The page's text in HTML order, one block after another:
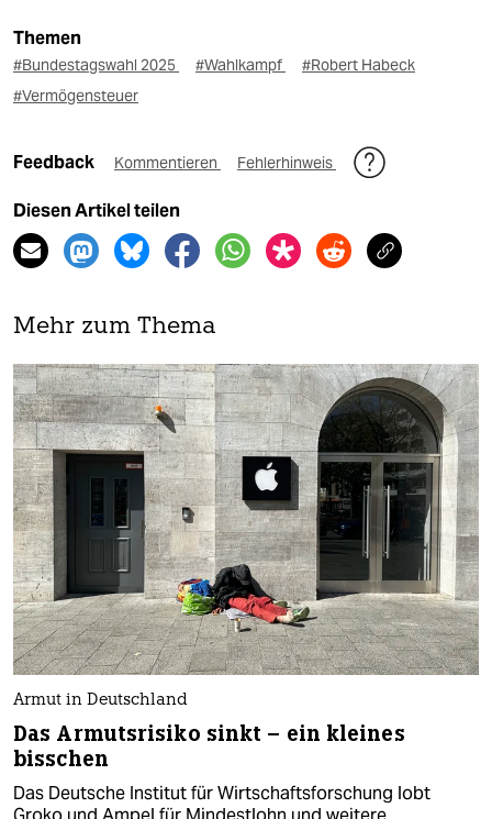
Themen
#Bundestagswahl 2025 #Wahlkampf
#Robert Habeck
#Vermögensteuer
Feedback Kommentieren Fehlerhinweis
Diesen Artikel teilen
Mehr zum Thema
Armut in Deutschland
Das Armutsrisiko sinkt – ein kleines
bisschen
Das Deutsche Institut für Wirtschaftsforschung lobt